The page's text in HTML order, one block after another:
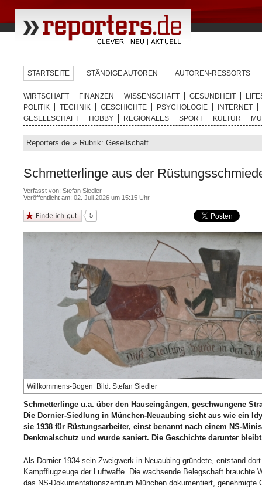
STARTSEITE STÄNDIGE AUTOREN AUTOREN-RESSORTS
WIRTSCHAFT FINANZEN WISSENSCHAFT GESUNDHEIT
POLITIK
TECHNIK GESCHICHTE PSYCHOLOGIE
INTERNET
GESELLSCHAFT
HOBBY REGIONALES SPORT KULTUR
Reporters.de » Rubrik: Gesellschaft
Schmetterlinge aus der
Verfasst von: Stefan Siedler
Veröffentlicht am: 02. Juli 2026 um 15:15 Uhr
5
Willkommens-Bogen Bild: Stefan Siedler
Schmetterlinge u.a. über den Hauseingängen, geschwungene
Die Dornier-Siedlung in München-Neuaubing sieht aus wie ein
sie 1938 für Rüstungsarbeiter, einst benannt nach einem NS-
Denkmalschutz und wurde saniert. Die Geschichte darunter
Als Dornier 1934 sein Zweigwerk in Neuaubing gründete, entstand
Kampfflugzeuge der Luftwaffe. Die wachsende Belegschaft brauchte
das NS-Dokumentationszentrum München dokumentiert, genehmigte